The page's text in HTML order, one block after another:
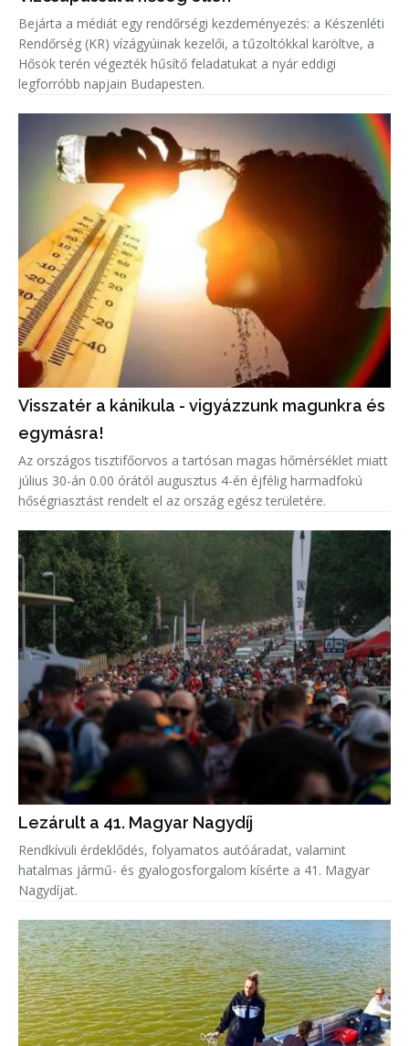
Bejárta a médiát egy rendőrségi kezdeményezés: a Készenléti
Rendőrség (KR) vízágyúinak kezelői, a tűzoltókkal karöltve, a
Hősök terén végezték hűsítő feladatukat a nyár eddigi
legforróbb napjain Budapesten.
Visszatér a kánikula - vigyázzunk magunkra és
egymásra!
Az országos tisztifőorvos a tartósan magas hőmérséklet miatt
július 30-án 0.00 órától augusztus 4-én éjfélig harmadfokú
hőségriasztást rendelt el az ország egész területére.
Lezárult a 41. Magyar Nagydíj
Rendkívüli érdeklődés, folyamatos autóáradat, valamint
hatalmas jármű- és gyalogosforgalom kísérte a 41. Magyar
Nagydíjat.